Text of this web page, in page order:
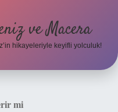
ve Macera
hikayeleriyle keyifli yolculuk!
mi